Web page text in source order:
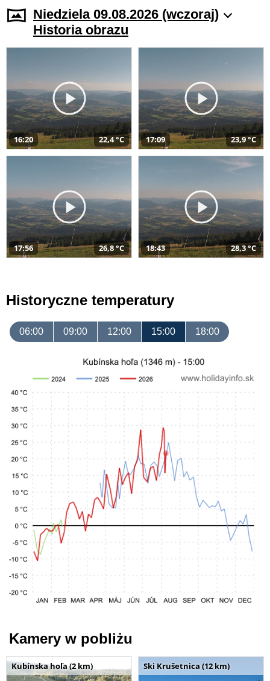
Niedziela 09.08.2026 (wczoraj)
Historia obrazu
16:20 22,4 °C 17:09 23,9 °C
17:56 26,8 °C 18:43 28,3 °C
Historyczne temperatury
06:00 09:00 12:00 15:00 18:00
Kamery w pobliżu
Kubínska hoľa (2 km) Ski Krušetnica (12 km)